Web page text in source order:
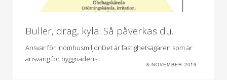
Buller, drag, kyla. Så påverkas du.
Ansvar för inomhusmiljönDet är fastighetsägaren som är
ansvarig för byggnadens...
8 NOVEMBER 2019